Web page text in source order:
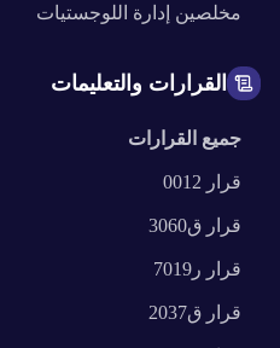
مخلصين إدارة اللوجستيات
القرارات والتعليمات
جميع القرارات
قرار 0012
قرار ق3060
قرار ر7019
قرار ق2037